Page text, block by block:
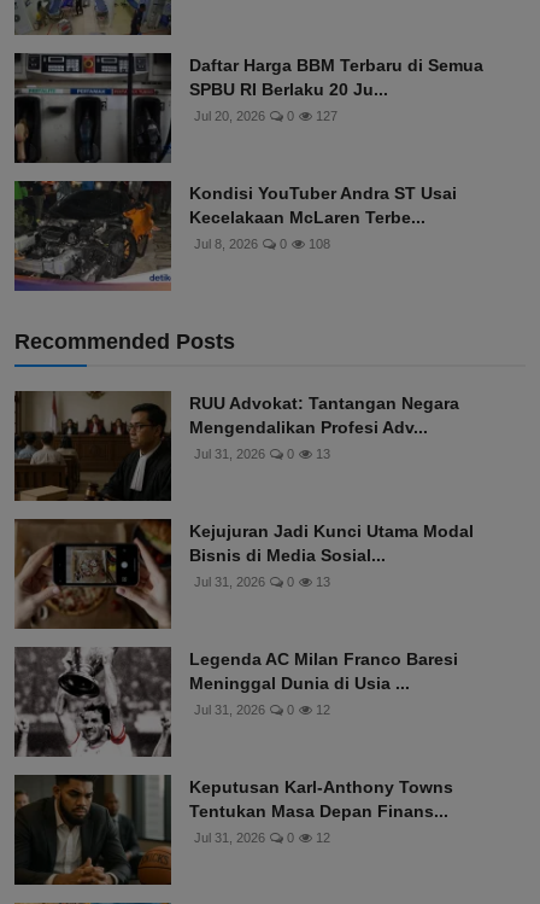
Daftar Harga BBM Terbaru di Semua
SPBU RI Berlaku 20 Ju...
Jul 20, 2026 0 127
Kondisi YouTuber Andra ST Usai
Kecelakaan McLaren Terbe...
Jul 8, 2026 0 108
Recommended Posts
RUU Advokat: Tantangan Negara
Mengendalikan Profesi Adv...
Jul 31, 2026 0 13
Kejujuran Jadi Kunci Utama Modal
Bisnis di Media Sosial...
Jul 31, 2026 0 13
Legenda AC Milan Franco Baresi
Meninggal Dunia di Usia ...
Jul 31, 2026 0 12
Keputusan Karl-Anthony Towns
Tentukan Masa Depan Finans...
Jul 31, 2026 0 12